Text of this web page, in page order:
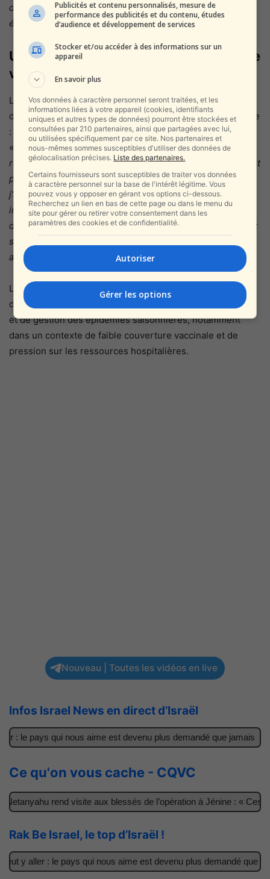
détournons temporairement les ambulances vers d’autres
établissements. »
Un appel à renforcer les campagnes de
vaccination
Le président de la commission de la santé à la Knesset, le
député Yoni Mashriki, a également exprimé son inquiétude
:
« Nous traversons un hiver difficile, et il est impératif de
répondre immédiatement à l’augmentation des cas, surtout
parmi les personnes âgées. Cela fait trois mois que
j’appelle les caisses de santé et le ministère de la Santé à
intensifier les efforts de vaccination. Je renouvelle ma
demande de rendre le vaccin renforcé plus accessible aux
seniors, que ce soit par un financement approprié ou une
aide ciblée, afin de protéger la santé publique. »
La situation met en lumière les défis auxquels le système
de santé israélien est confronté en matière de prévention
et de gestion des épidémies saisonnières, notamment
dans un contexte de faible couverture vaccinale et de
pression sur les ressources hospitalières.
Nouveau | Toutes les vidéos en live
Infos Israel News en direct d’Israël
: le pays qui nous aime est devenu plus demandé que jamais
Ce qu'on vous cache - CQVC
rend visite aux blessés de l’opération à Jénine : « Ces
Rak Be Israel, le top d’Israël !
y aller : le pays qui nous aime est devenu plus demandé que
Publicités et contenu personnalisés, mesure de
performance des publicités et du contenu, études
d’audience et développement de services
Stocker et/ou accéder à des informations sur un
appareil
En savoir plus
Vos données à caractère personnel seront traitées, et les
informations liées à votre appareil (cookies, identifiants
uniques et autres types de données) pourront être stockées et
consultées par 210 partenaires, ainsi que partagées avec lui,
ou utilisées spécifiquement par ce site. Nos partenaires et
nous-mêmes sommes susceptibles d'utiliser des données de
géolocalisation précises. Liste des partenaires.
Certains fournisseurs sont susceptibles de traiter vos données
à caractère personnel sur la base de l'intérêt légitime. Vous
pouvez vous y opposer en gérant vos options ci-dessous.
Recherchez un lien en bas de cette page ou dans le menu du
site pour gérer ou retirer votre consentement dans les
paramètres des cookies et de confidentialité.
Autoriser
Gérer les options